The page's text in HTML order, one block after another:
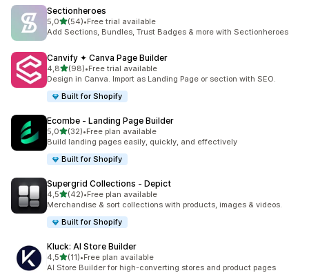
Sectionheroes
5,0na 5 gwiazdek
(54)
Łączna liczba recenzji: 54
•Free trial available
Add Sections, Bundles, Trust Badges & more with Sectionheroes
Canvify ✦ Canva Page Builder
4,8na 5 gwiazdek
(98)
Łączna liczba recenzji: 98
•Free trial available
Design in Canva. Import as Landing Page or section with SEO.
Built for Shopify
Ecombe ‑ Landing Page Builder
5,0na 5 gwiazdek
(32)
Łączna liczba recenzji: 32
•Free plan available
Build landing pages easily, quickly, and effectively
Built for Shopify
Supergrid Collections ‑ Depict
4,5na 5 gwiazdek
(42)
Łączna liczba recenzji: 42
•Free plan available
Merchandise & sort collections with products, images & videos.
Built for Shopify
Kluck: AI Store Builder
4,5na 5 gwiazdek
(11)
Łączna liczba recenzji: 11
•Free plan available
AI Store Builder for high-converting stores and product pages